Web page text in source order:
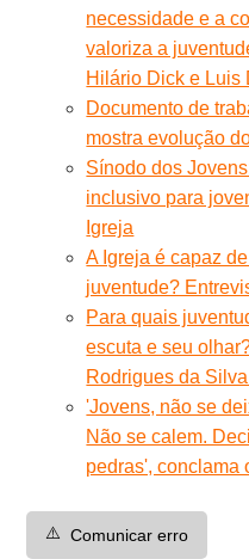
necessidade e a
valoriza a
Hilário Dick e Luis
Documento de
mostra evolução
Sínodo dos
inclusivo para
Igreja
A Igreja é capaz
juventude?
Para quais
escuta e seu
Rodrigues da
'Jovens, não se
Não se calem.
pedras', conclama
⚠️ Comunicar erro